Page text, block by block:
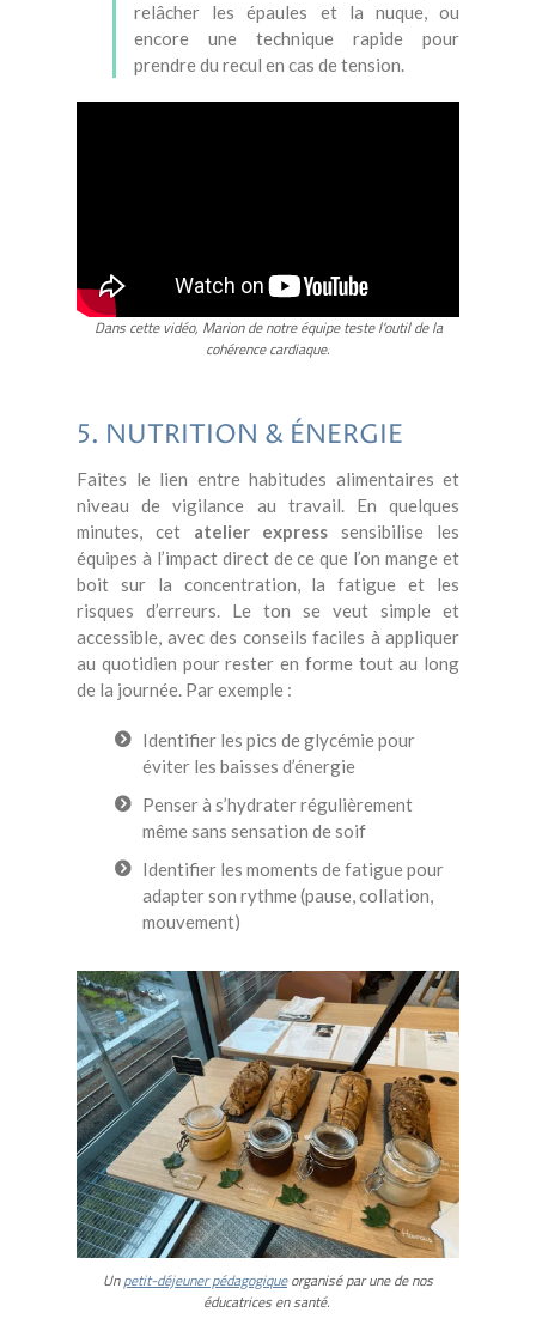
relâcher les épaules et la nuque, ou
encore une technique rapide pour
prendre du recul en cas de tension.
Dans cette vidéo, Marion de notre équipe teste l'outil de la
cohérence cardiaque.
5. NUTRITION & ÉNERGIE
Faites le lien entre habitudes alimentaires et
niveau de vigilance au travail. En quelques
minutes, cet atelier express sensibilise les
équipes à l’impact direct de ce que l’on mange et
boit sur la concentration, la fatigue et les
risques d’erreurs. Le ton se veut simple et
accessible, avec des conseils faciles à appliquer
au quotidien pour rester en forme tout au long
de la journée. Par exemple :
Identifier les pics de glycémie pour
éviter les baisses d’énergie
Penser à s’hydrater régulièrement
même sans sensation de soif
Identifier les moments de fatigue pour
adapter son rythme (pause, collation,
mouvement)
Unpetit-déjeuner pédagogiqueorganisé par une de nos
éducatrices en santé.